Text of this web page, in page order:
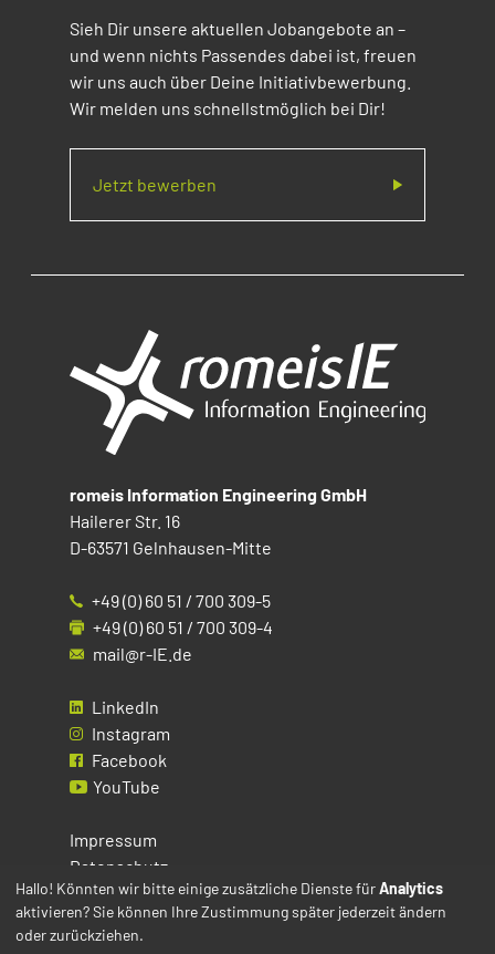
Sieh Dir unsere aktuellen Jobangebote an –
und wenn nichts Passendes dabei ist, freuen
wir uns auch über Deine Initiativbewerbung.
Wir melden uns schnellstmöglich bei Dir!
Jetzt bewerben
romeis Information Engineering GmbH
Hailerer Str. 16
D-63571 Gelnhausen-Mitte
+49 (0) 60 51 / 700 309-5
+49 (0) 60 51 / 700 309-4
mail@r-IE.de
LinkedIn
Instagram
Facebook
YouTube
Impressum
Datenschutz
Cookies
Hallo! Könnten wir bitte einige zusätzliche Dienste fürAnalytics
aktivieren? Sie können Ihre Zustimmung später jederzeit ändern
oder zurückziehen.